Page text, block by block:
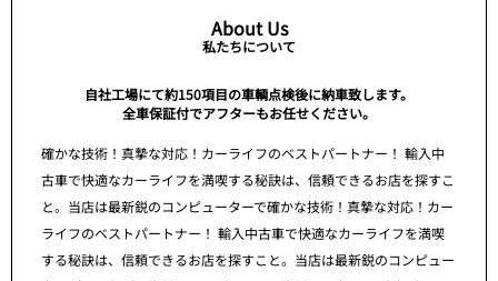
About Us
私たちについて
自社工場にて約150項目の車輌点検後に納車致します。
全車保証付でアフターもお任せください。
確かな技術！真摯な対応！カーライフのベストパートナー！ 輸入中
古車で快適なカーライフを満喫する秘訣は、信頼できるお店を探すこ
と。当店は最新鋭のコンピューターで確かな技術！真摯な対応！カー
ライフのベストパートナー！ 輸入中古車で快適なカーライフを満喫
する秘訣は、信頼できるお店を探すこと。当店は最新鋭のコンピュー